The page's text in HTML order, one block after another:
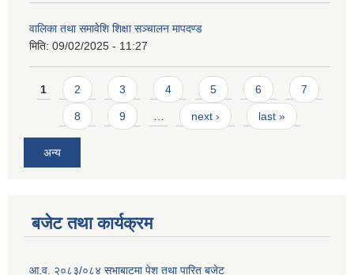
वालिका तथा समावेशि शिक्षा सञ्चालन मापदण्ड
मिति: 09/02/2025 - 11:27
Pages
1 2 3 4 5 6 7
8 9 next › last »
अन्य
बजेट तथा कार्यक्रम
आ.व. २०८३/०८४ सभाबाटमा पेश तथा पारित बजेट